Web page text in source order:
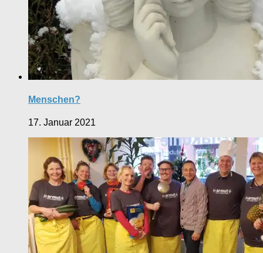
Menschen?
17. Januar 2021